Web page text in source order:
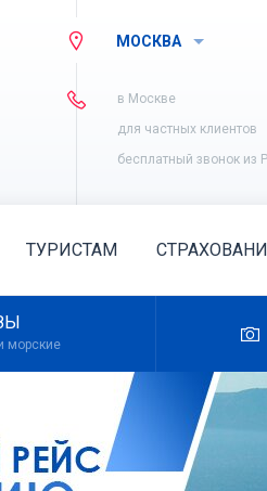
МОСКВА
в Москве
для частных клиентов
бесплатный звонок из
ТУРИСТАМ
морские